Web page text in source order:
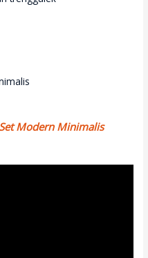
Modern Minimalis